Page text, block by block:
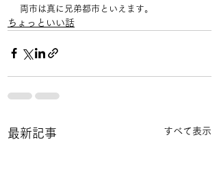
両市は真に兄弟都市といえます。
ちょっといい話
最新記事 すべて表示